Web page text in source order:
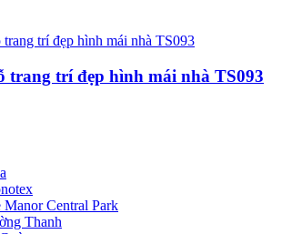
trang trí đẹp hình mái nhà TS093